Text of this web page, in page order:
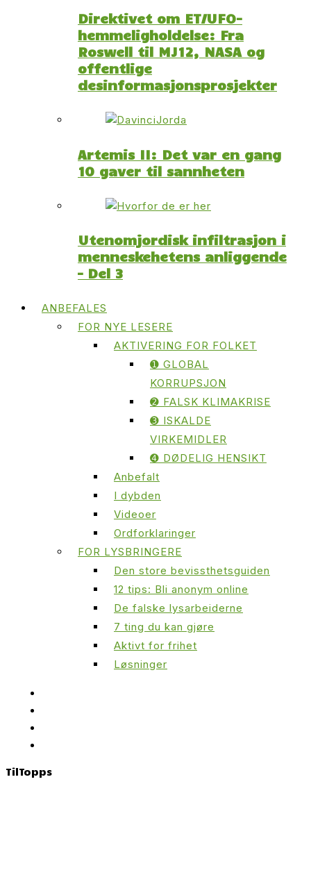
Direktivet om ET/UFO-
hemmeligholdelse: Fra
Roswell til MJ12, NASA og
offentlige
desinformasjonsprosjekter
Artemis II: Det var en gang
10 gaver til sannheten
Utenomjordisk infiltrasjon i
menneskehetens anliggende
– Del 3
ANBEFALES
FOR NYE LESERE
AKTIVERING FOR FOLKET
➊ GLOBAL
KORRUPSJON
➋ FALSK KLIMAKRISE
➌ ISKALDE
VIRKEMIDLER
➍ DØDELIG HENSIKT
Anbefalt
I dybden
Videoer
Ordforklaringer
FOR LYSBRINGERE
Den store bevissthetsguiden
12 tips: Bli anonym online
De falske lysarbeiderne
7 ting du kan gjøre
Aktivt for frihet
Løsninger
TilTopps